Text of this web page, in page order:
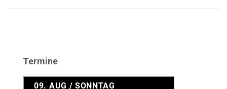
Termine